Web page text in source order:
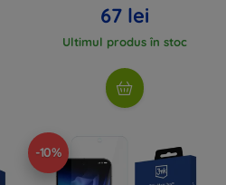
67 lei
Ultimul produs în stoc
-10%